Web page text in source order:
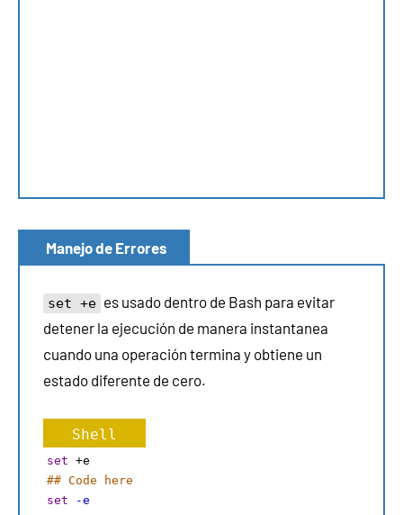
Manejo de Errores
set +e es usado dentro de Bash para evitar
detener la ejecución de manera instantanea
cuando una operación termina y obtiene un
estado diferente de cero.
Shell
set +e
## Code here
set
-e